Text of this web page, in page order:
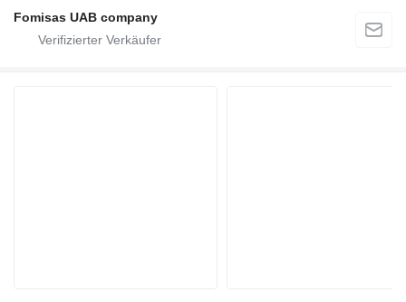
Fomisas UAB company